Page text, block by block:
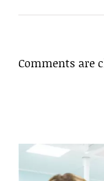
Comments are